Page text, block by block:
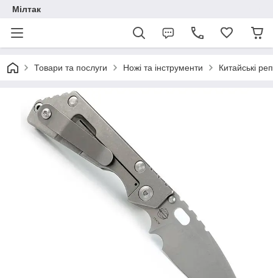
Мілтак
Товари та послуги Ножі та інструменти Китайські